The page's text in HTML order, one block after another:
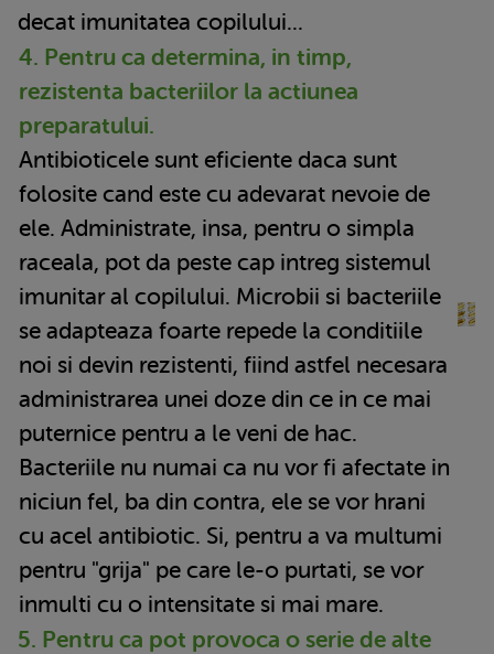
decat imunitatea copilului...
4. Pentru ca determina, in timp,
rezistenta bacteriilor la actiunea
preparatului.
Antibioticele sunt eficiente daca sunt
folosite cand este cu adevarat nevoie de
ele. Administrate, insa, pentru o simpla
raceala, pot da peste cap intreg sistemul
imunitar al copilului. Microbii si bacteriile
se adapteaza foarte repede la conditiile
noi si devin rezistenti, fiind astfel necesara
administrarea unei doze din ce in ce mai
puternice pentru a le veni de hac.
Bacteriile nu numai ca nu vor fi afectate in
niciun fel, ba din contra, ele se vor hrani
cu acel antibiotic. Si, pentru a va multumi
pentru "grija" pe care le-o purtati, se vor
inmulti cu o intensitate si mai mare.
5. Pentru ca pot provoca o serie de alte